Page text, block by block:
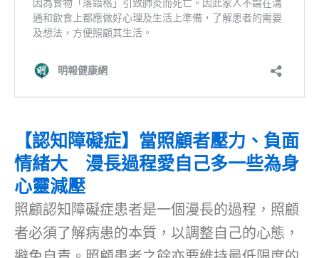
【認知障礙症】當照顧者壓力、負面
情緒大 漫長過程愛自己多一些為身
心靈減壓
照顧認知障礙症患者是一個漫長的過程，照顧
者必須了解病患的本質，以調整自己的心態，